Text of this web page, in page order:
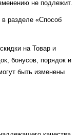
не подлежит.
разделе «Способ
на Товар и
бонусов, порядок и
быть изменены